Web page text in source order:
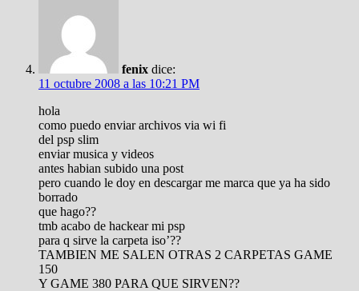
fenix dice:
11 octubre 2008 a las 10:21 PM
hola
como puedo enviar archivos via wi fi
del psp slim
enviar musica y videos
antes habian subido una post
pero cuando le doy en descargar me marca que ya ha sido
borrado
que hago??
tmb acabo de hackear mi psp
para q sirve la carpeta iso’??
TAMBIEN ME SALEN OTRAS 2 CARPETAS GAME
150
Y GAME 380 PARA QUE SIRVEN??